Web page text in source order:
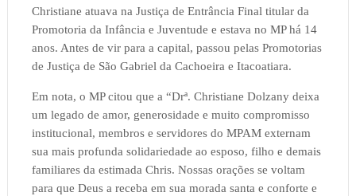
Christiane atuava na Justiça de Entrância Final titular da
Promotoria da Infância e Juventude e estava no MP há 14
anos. Antes de vir para a capital, passou pelas Promotorias
de Justiça de São Gabriel da Cachoeira e Itacoatiara.
Em nota, o MP citou que a “Drª. Christiane Dolzany deixa
um legado de amor, generosidade e muito compromisso
institucional, membros e servidores do MPAM externam
sua mais profunda solidariedade ao esposo, filho e demais
familiares da estimada Chris. Nossas orações se voltam
para que Deus a receba em sua morada santa e conforte e